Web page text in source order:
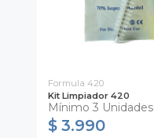
Formula 420
Kit Limpiador 420
Mínimo 3 Unidades
$ 3.990